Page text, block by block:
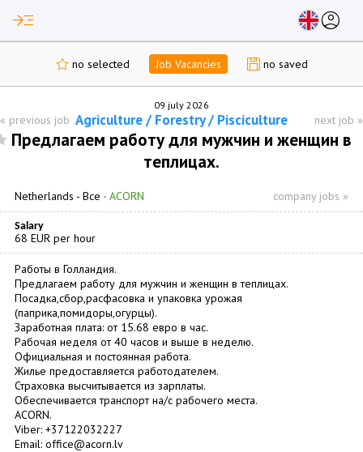
read_more account_circle
no selected Job Vacancies no saved
09 july 2026
« previous job Agriculture / Forestry / Pisciculture next job »
Предлагаем работу для мужчин и женщин в
теплицах.
Netherlands - Все · ACORN company jobs »
Salary
68 EUR per hour
Работы в Голландия.
Предлагаем работу для мужчин и женщин в теплицах.
Посадка,сбор,расфасовка и упаковка урожая
(паприка,помидоры,огурцы).
Заработная плата: от 15.68 евро в час.
Рабочая неделя от 40 часов и выше в неделю.
Официальная и постоянная работа.
Жилье предоставляется работодателем.
Страховка высчитывается из зарплаты.
Обеспечивается транспорт на/c рабочего места.
ACORN.
Viber: +37122032227
Email: office@acorn.lv